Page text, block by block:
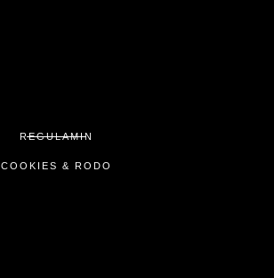
REGULAMIN
COOKIES & RODO